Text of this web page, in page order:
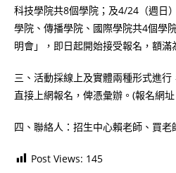
科技學院共8個學院；及4/24（週日
學院、傳播學院、國際學院共4個學
明會」，即日起開始接受報名，額滿
三、活動採線上及實體兩種形式進
直接上網報名，俾憑彙辦。(報名網
四、聯絡人：招生中心賴老師、買
Post Views: 145